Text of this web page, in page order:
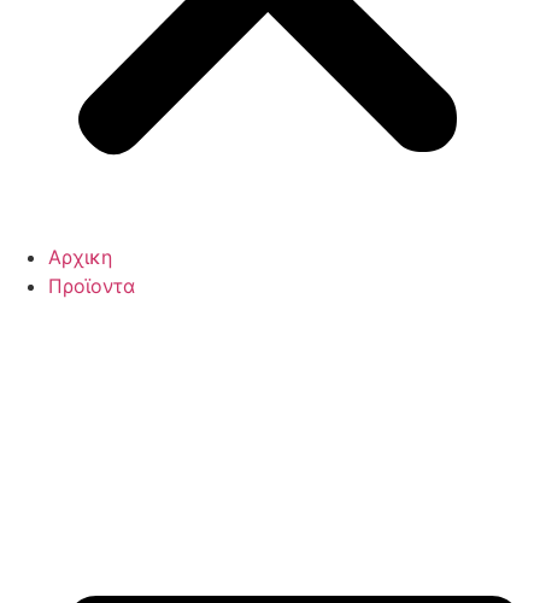
Αρχικη
Προϊοντα